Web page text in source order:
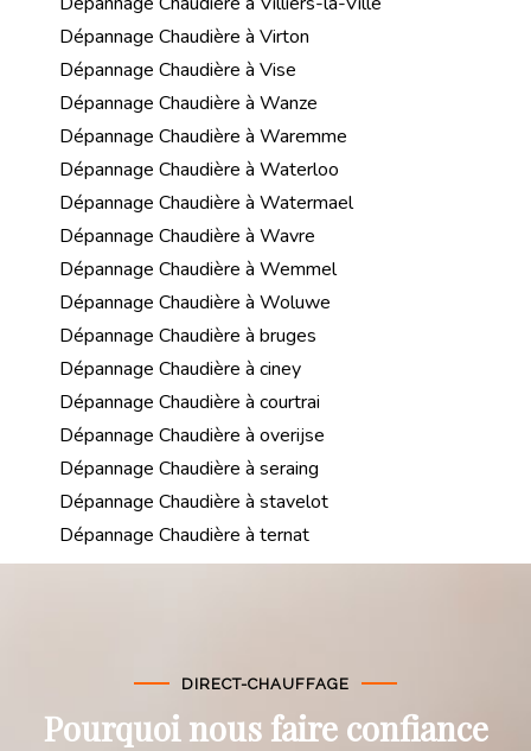
Dépannage Chaudière à Virton
Dépannage Chaudière à Vise
Dépannage Chaudière à Wanze
Dépannage Chaudière à Waremme
Dépannage Chaudière à Waterloo
Dépannage Chaudière à Watermael
Dépannage Chaudière à Wavre
Dépannage Chaudière à Wemmel
Dépannage Chaudière à Woluwe
Dépannage Chaudière à bruges
Dépannage Chaudière à ciney
Dépannage Chaudière à courtrai
Dépannage Chaudière à overijse
Dépannage Chaudière à seraing
Dépannage Chaudière à stavelot
Dépannage Chaudière à ternat
DIRECT-CHAUFFAGE
Pourquoi nous faire confiance